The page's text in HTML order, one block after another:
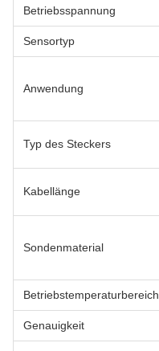
Betriebsspannung
Sensortyp
Anwendung
Typ des Steckers
Kabellänge
Sondenmaterial
Betriebstemperaturbereich
Genauigkeit